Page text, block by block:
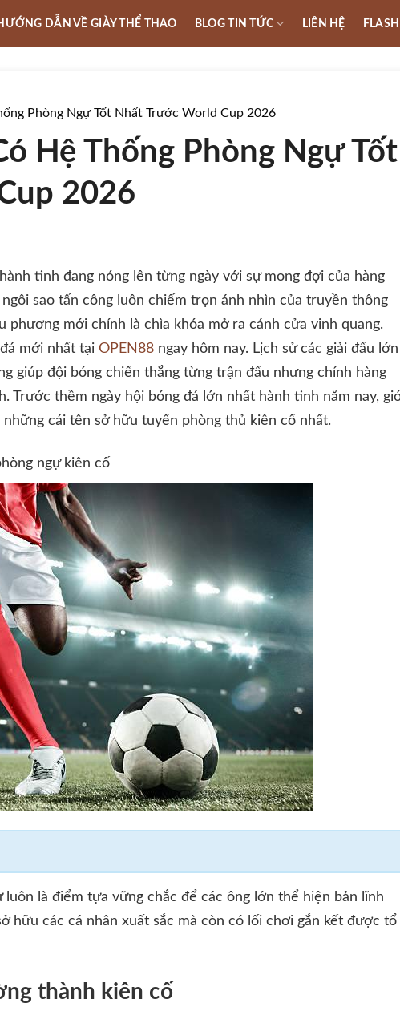
DẪN VỀ GIÀY THỂ THAO BLOG TIN TỨC LIÊN HỆ
Phòng Ngự Tốt Nhất Trước World Cup 2026
Hệ Thống Phòng Ngự Tốt
2026
tinh đang nóng lên từng ngày với sự mong đợi của hàng
sao tấn công luôn chiếm trọn ánh nhìn của truyền thông
mới chính là chìa khóa mở ra cánh cửa vinh quang.
mới nhất tại OPEN88 ngay hôm nay. Lịch sử các giải đấu lớn
giúp đội bóng chiến thắng từng trận đấu nhưng chính hàng
Trước thềm ngày hội bóng đá lớn nhất hành tinh năm nay,
cái tên sở hữu tuyến phòng thủ kiên cố nhất.
ngự kiên cố
là điểm tựa vững chắc để các ông lớn thể hiện bản lĩnh
hữu các cá nhân xuất sắc mà còn có lối chơi gắn kết được tổ
thành kiên cố